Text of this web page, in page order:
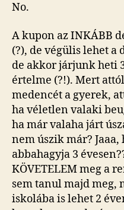
No.
A kupon az INKÁBB
(?), de végülis lehet
de akkor járjunk heti
értelme (?!). Mert
medencét a gyerek,
ha véletlen valaki
ha már valaha járt
nem úszik már?
abbahagyja 3
KÖVETELEM meg a
sem tanul majd meg,
iskolába is lehet 2